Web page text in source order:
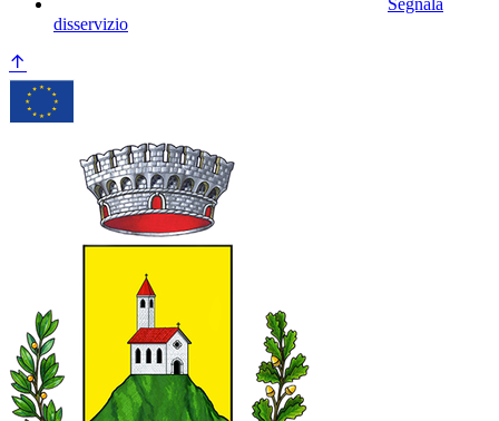
Segnala
disservizio